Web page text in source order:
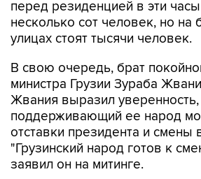
улицах стоят тысячи человек.
В свою очередь, брат
Жвания выразил уверенность,
поддерживающий ее народ
отставки президента и смены
"Грузинский народ готов к
заявил он на митинге.
Одна из лидеров